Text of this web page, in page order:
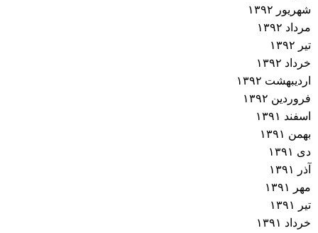
شهریور ۱۳۹۲
مرداد ۱۳۹۲
تیر ۱۳۹۲
خرداد ۱۳۹۲
اردیبهشت ۱۳۹۲
فروردین ۱۳۹۲
اسفند ۱۳۹۱
بهمن ۱۳۹۱
دی ۱۳۹۱
آذر ۱۳۹۱
مهر ۱۳۹۱
تیر ۱۳۹۱
خرداد ۱۳۹۱